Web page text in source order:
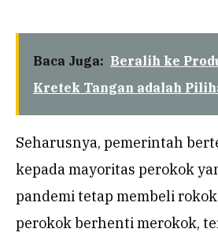
Baca Juga: Beralih ke
Kretek Tangan adalah
Seharusnya, pemerintah
kepada mayoritas perokok
pandemi tetap membeli
perokok berhenti merokok,